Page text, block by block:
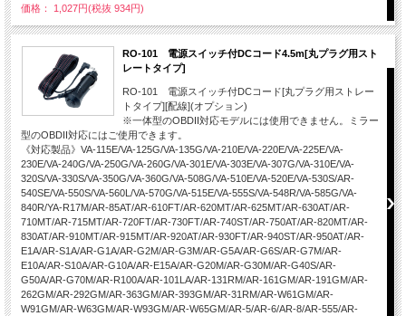
価格： 1,027円(税抜 934円)
RO-101 電源スイッチ付DCコード4.5m[丸プラグ用スト
レートタイプ]
RO-101 電源スイッチ付DCコード[丸プラグ用ストレー
トタイプ][配線](オプション)
※一体型のOBDII対応モデルには使用できません。ミラー
型のOBDII対応にはご使用できます。
《対応製品》VA-115E/VA-125G/VA-135G/VA-210E/VA-220E/VA-225E/VA-
230E/VA-240G/VA-250G/VA-260G/VA-301E/VA-303E/VA-307G/VA-310E/VA-
320S/VA-330S/VA-350G/VA-360G/VA-508G/VA-510E/VA-520E/VA-530S/AR-
540SE/VA-550S/VA-560L/VA-570G/VA-515E/VA-555S/VA-548R/VA-585G/VA-
840R/YA-R17M/AR-85AT/AR-610FT/AR-620MT/AR-625MT/AR-630AT/AR-
710MT/AR-715MT/AR-720FT/AR-730FT/AR-740ST/AR-750AT/AR-820MT/AR-
830AT/AR-910MT/AR-915MT/AR-920AT/AR-930FT/AR-940ST/AR-950AT/AR-
E1A/AR-S1A/AR-G1A/AR-G2M/AR-G3M/AR-G5A/AR-G6S/AR-G7M/AR-
E10A/AR-S10A/AR-G10A/AR-E15A/AR-G20M/AR-G30M/AR-G40S/AR-
G50A/AR-G70M/AR-R100A/AR-101LA/AR-131RM/AR-161GM/AR-191GM/AR-
262GM/AR-292GM/AR-363GM/AR-393GM/AR-31RM/AR-W61GM/AR-
W91GM/AR-W63GM/AR-W93GM/AR-W65GM/AR-5/AR-6/AR-8/AR-555/AR-